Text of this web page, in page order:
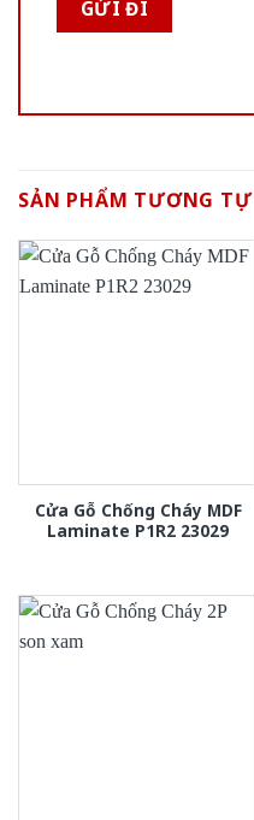
SẢN PHẨM TƯƠNG TỰ
Cửa Gỗ Chống Cháy MDF
Laminate P1R2 23029